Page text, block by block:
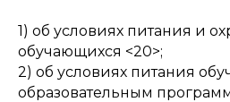
1) об условиях питания и
обучающихся <20>;
2) об условиях питания
образовательным